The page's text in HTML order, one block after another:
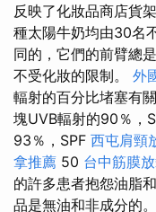
反映了化妝品商店貨
種太陽牛奶均由30​​名
同的，它們的前臂總
不受化妝的限制。 外
輻射的百分比堵塞有關
塊UVB輻射的90％，
93％，SPF 西屯肩頸
拿推薦 50 台中筋膜
的許多患者抱怨油脂
品是無油和非成分的。